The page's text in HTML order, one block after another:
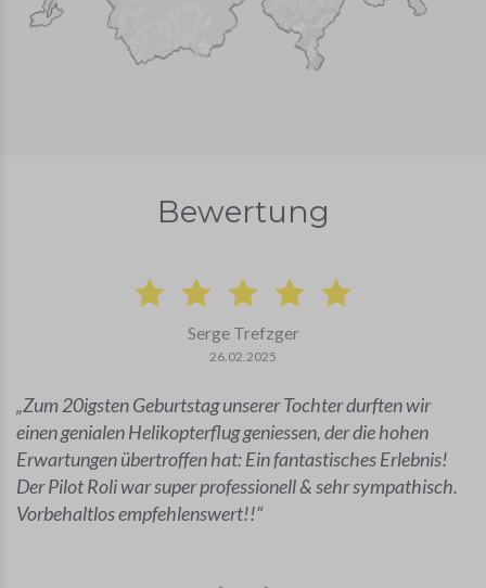
Bewertung
Serge Trefzger
26.02.2025
Zum 20igsten Geburtstag unserer Tochter durften wir
einen genialen Helikopterflug geniessen, der die hohen
Erwartungen übertroffen hat: Ein fantastisches Erlebnis!
Der Pilot Roli war super professionell & sehr sympathisch.
Vorbehaltlos empfehlenswert!!